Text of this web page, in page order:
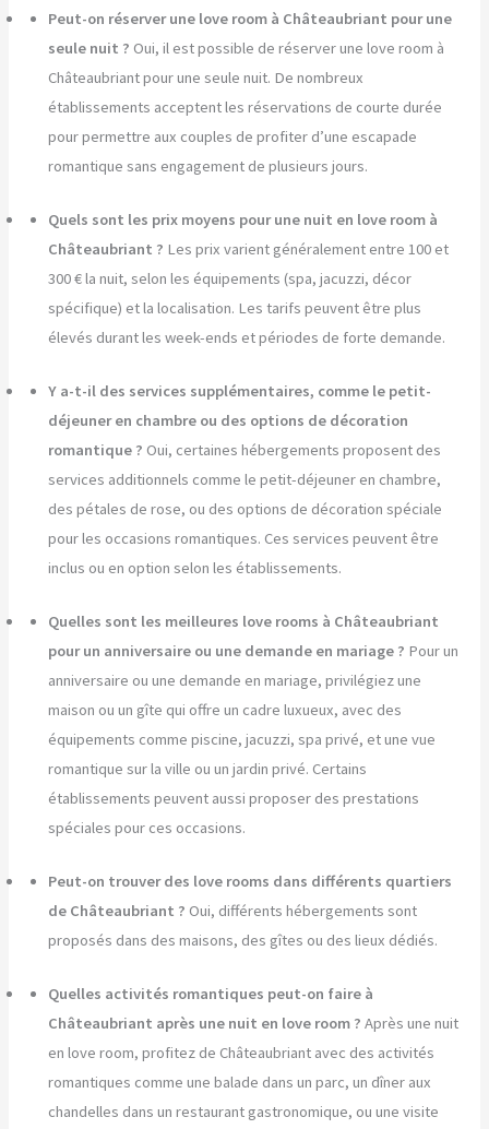
Peut-on réserver une love room à Châteaubriant pour une
seule nuit ? Oui, il est possible de réserver une love room à
Châteaubriant pour une seule nuit. De nombreux
établissements acceptent les réservations de courte durée
pour permettre aux couples de profiter d’une escapade
romantique sans engagement de plusieurs jours.
Quels sont les prix moyens pour une nuit en love room à
Châteaubriant ? Les prix varient généralement entre 100 et
300 € la nuit, selon les équipements (spa, jacuzzi, décor
spécifique) et la localisation. Les tarifs peuvent être plus
élevés durant les week-ends et périodes de forte demande.
Y a-t-il des services supplémentaires, comme le petit-
déjeuner en chambre ou des options de décoration
romantique ? Oui, certaines hébergements proposent des
services additionnels comme le petit-déjeuner en chambre,
des pétales de rose, ou des options de décoration spéciale
pour les occasions romantiques. Ces services peuvent être
inclus ou en option selon les établissements.
Quelles sont les meilleures love rooms à Châteaubriant
pour un anniversaire ou une demande en mariage ? Pour un
anniversaire ou une demande en mariage, privilégiez une
maison ou un gîte qui offre un cadre luxueux, avec des
équipements comme piscine, jacuzzi, spa privé, et une vue
romantique sur la ville ou un jardin privé. Certains
établissements peuvent aussi proposer des prestations
spéciales pour ces occasions.
Peut-on trouver des love rooms dans différents quartiers
de Châteaubriant ? Oui, différents hébergements sont
proposés dans des maisons, des gîtes ou des lieux dédiés.
Quelles activités romantiques peut-on faire à
Châteaubriant après une nuit en love room ? Après une nuit
en love room, profitez de Châteaubriant avec des activités
romantiques comme une balade dans un parc, un dîner aux
chandelles dans un restaurant gastronomique, ou une visite